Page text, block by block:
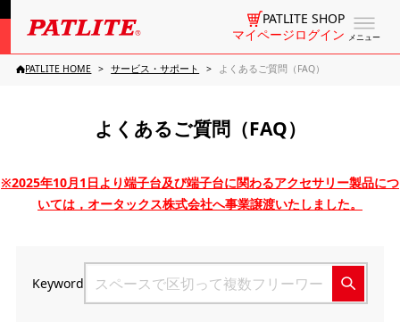
メニュー
PATLITE SHOP
マイページログイン
PATLITE HOME サービス・サポート よくあるご質問（FAQ）
よくあるご質問（FAQ）
※2025年10月1日より端子台及び端子台に関わるアクセサリー製品につ
いては，オータックス株式会社へ事業譲渡いたしました。
Keyword